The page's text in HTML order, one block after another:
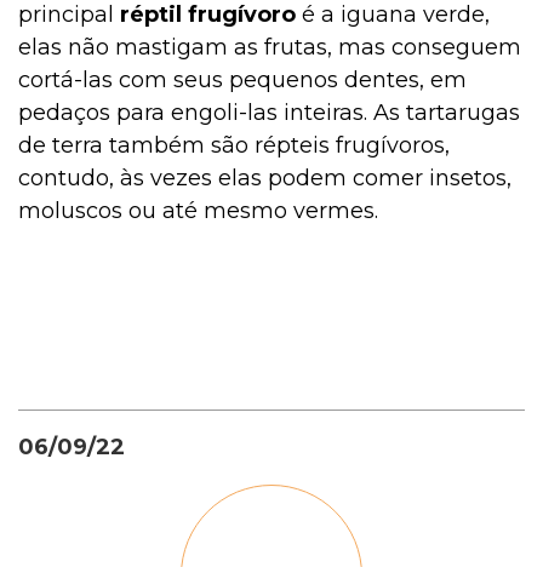
principal réptil frugívoro é a iguana verde,
elas não mastigam as frutas, mas conseguem
cortá-las com seus pequenos dentes, em
pedaços para engoli-las inteiras. As tartarugas
de terra também são répteis frugívoros,
contudo, às vezes elas podem comer insetos,
moluscos ou até mesmo vermes.
06/09/22